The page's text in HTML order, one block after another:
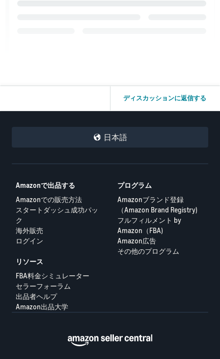
ディスカッションに返信する
日本語
Amazonで出品する
Amazonでの販売方法
スタートダッシュ成功パッ
ク
海外販売
ログイン
プログラム
Amazonブランド登録
（Amazon Brand Registry)
フルフィルメント by
Amazon（FBA)
Amazon広告
その他のプログラム
リソース
FBA料金シミュレーター
セラーフォーラム
出品者ヘルプ
Amazon出品大学